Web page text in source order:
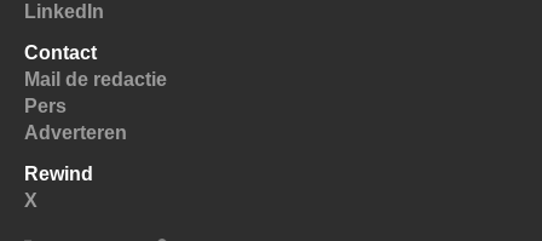
LinkedIn
Contact
Mail de redactie
Pers
Adverteren
Rewind
X